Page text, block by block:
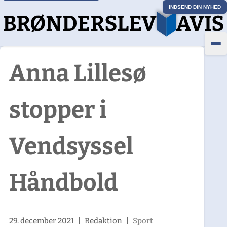
INDSEND DIN NYHED
Anna Lillesø
stopper i
Vendsyssel
Håndbold
29. december 2021 |Redaktion Sport